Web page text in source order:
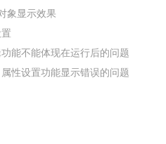
象显示效果
能不能体现在运行后的问题
性设置功能显示错误的问题